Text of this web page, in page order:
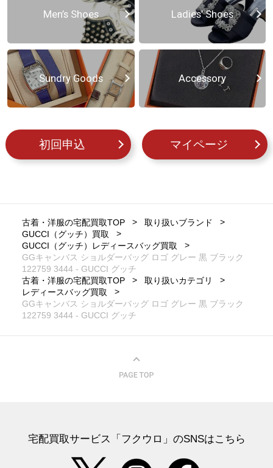
Men’s Shoes Ladies’ Shoes
Sundry Goods Accessory
初回申込 マイページ
古着・洋服の宅配買取TOP
取り扱いブランド
GUCCI（グッチ）買取
GUCCI（グッチ）レディースバッグ買取
GGキャンバス ショルダーバッグ ロゴ グレー 黒 ブラック
122759 3444 - GUCCI グッチ
古着・洋服の宅配買取TOP
取り扱いカテゴリ
レディースバッグ買取
GGキャンバス ショルダーバッグ ロゴ グレー 黒 ブラック
122759 3444 - GUCCI グッチ
宅配買取サービス「フクウロ」のSNSはこちら